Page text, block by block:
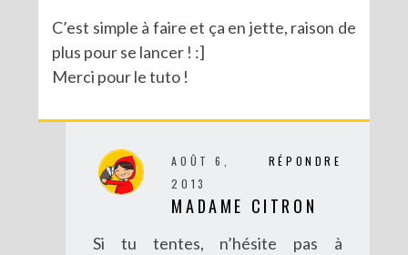
C’est simple à faire et ça en jette, raison de
plus pour se lancer ! :]
Merci pour le tuto !
RÉPONDRE
AOÛT 6,
2013
MADAME CITRON
Si tu tentes, n’hésite pas à